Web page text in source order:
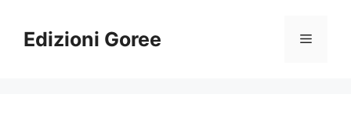
contenuto
Edizioni Goree Menu